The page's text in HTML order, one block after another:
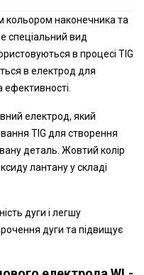
кольором наконечника та
спеціальний вид
в процесі TIG
в електрод для
електрод, який
TIG для створення
деталь. Жовтий колір
лантану у складі
дуги і легшу
дуги та підвищує